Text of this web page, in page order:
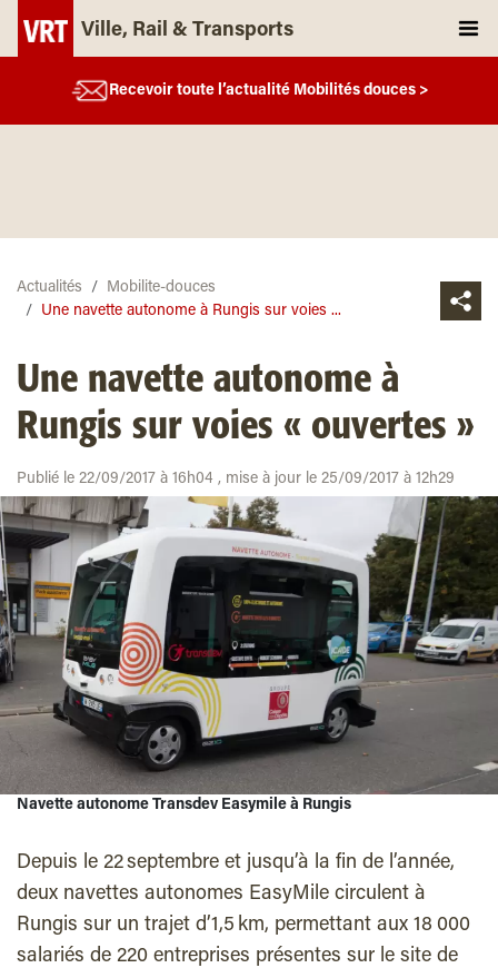
Ville, Rail & Transports
Recevoir toute l’actualité Mobilités douces >
Actualités
Mobilite-douces
Une navette autonome à Rungis sur voies ...
Une navette autonome à
Rungis sur voies « ouvertes »
Publié le 22/09/2017 à 16h04 , mise à jour le 25/09/2017 à 12h29
Navette autonome Transdev Easymile à Rungis
Depuis le 22 septembre et jusqu’à la fin de l’année,
deux navettes autonomes EasyMile circulent à
Rungis sur un trajet d’1,5 km, permettant aux 18 000
salariés de 220 entreprises présentes sur le site de